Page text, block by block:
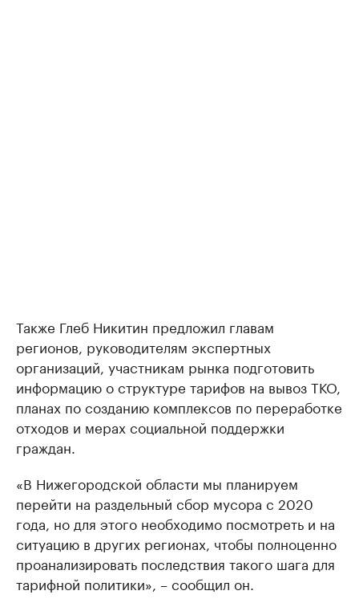
Также Глеб Никитин предложил главам
регионов, руководителям экспертных
организаций, участникам рынка подготовить
информацию о структуре тарифов на вывоз ТКО,
планах по созданию комплексов по переработке
отходов и мерах социальной поддержки
граждан.
«В Нижегородской области мы планируем
перейти на раздельный сбор мусора с 2020
года, но для этого необходимо посмотреть и на
ситуацию в других регионах, чтобы полноценно
проанализировать последствия такого шага для
тарифной политики», – сообщил он.